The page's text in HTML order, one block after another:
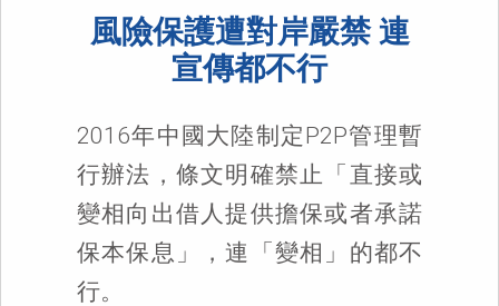
風險保護遭對岸嚴禁 連
宣傳都不行
2016年中國大陸制定P2P管理暫
行辦法，條文明確禁止「直接或
變相向出借人提供擔保或者承諾
保本保息」，連「變相」的都不
行。